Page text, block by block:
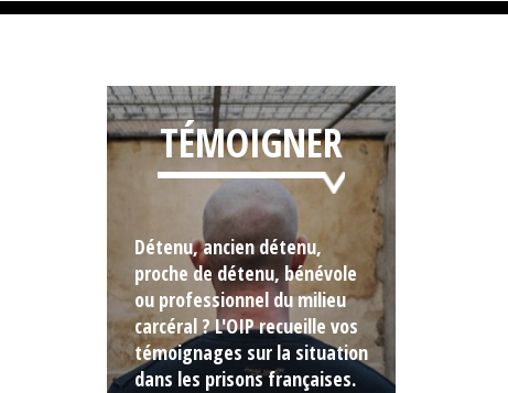
TÉMOIGNER
Détenu, ancien détenu,
proche de détenu, bénévole
ou professionnel du milieu
carcéral ? L'OIP recueille vos
témoignages sur la situation
dans les prisons françaises.